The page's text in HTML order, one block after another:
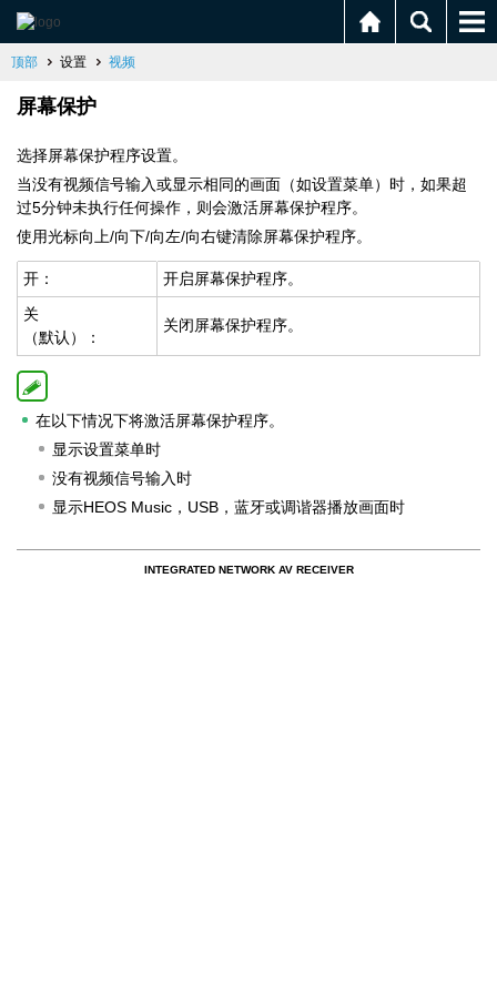
顶部 设置 视频
屏幕保护
选择屏幕保护程序设置。
当没有视频信号输入或显示相同的画面（如设置菜单）时，如果超
过5分钟未执行任何操作，则会激活屏幕保护程序。
使用光标向上/向下/向左/向右键清除屏幕保护程序。
开：
开启屏幕保护程序。
关
（默认）：
关闭屏幕保护程序。
在以下情况下将激活屏幕保护程序。
显示设置菜单时
没有视频信号输入时
显示HEOS Music，USB，蓝牙或调谐器播放画面时
INTEGRATED NETWORK AV RECEIVER